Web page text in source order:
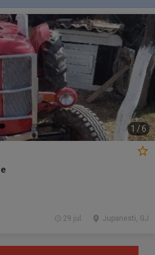
1 /6
Jupanesti, GJ
29 jul.